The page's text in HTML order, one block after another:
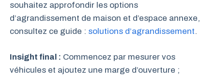
souhaitez approfondir les options
d’agrandissement de maison et d’espace annexe,
consultez ce guide : solutions d’agrandissement.
Insight final : Commencez par mesurer vos
véhicules et ajoutez une marge d’ouverture ;